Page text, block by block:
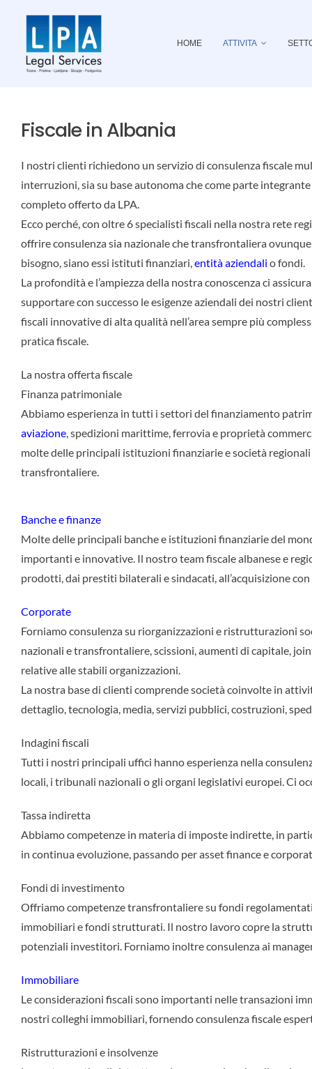
content
HOME ATTIVITA
Fiscale in Albania
I nostri clienti richiedono un servizio di consulenza fiscale
interruzioni, sia su base autonoma che come parte
completo offerto da LPA.
Ecco perché, con oltre 6 specialisti fiscali nella nostra rete
offrire consulenza sia nazionale che transfrontaliera
bisogno, siano essi istituti finanziari,entità aziendali o fondi.
La profondità e l’ampiezza della nostra conoscenza ci
supportare con successo le esigenze aziendali dei nostri
fiscali innovative di alta qualità nell’area sempre più
pratica fiscale.
La nostra offerta fiscale
Finanza patrimoniale
Abbiamo esperienza in tutti i settori del finanziamento
aviazione, spedizioni marittime, ferrovia e proprietà
molte delle principali istituzioni finanziarie e società
transfrontaliere.
Banche e finanze
Molte delle principali banche e istituzioni finanziarie del
importanti e innovative. Il nostro team fiscale albanese e
prodotti, dai prestiti bilaterali e sindacati, all’acquisizione
Corporate
Forniamo consulenza su riorganizzazioni e ristrutturazioni
nazionali e transfrontaliere, scissioni, aumenti di capitale,
relative alle stabili organizzazioni.
La nostra base di clienti comprende società coinvolte in
dettaglio, tecnologia, media, servizi pubblici, costruzioni,
Indagini fiscali
Tutti i nostri principali uffici hanno esperienza nella
locali, i tribunali nazionali o gli organi legislativi europei. Ci
Tassa indiretta
Abbiamo competenze in materia di imposte indirette, in
in continua evoluzione, passando per asset finance e
Fondi di investimento
Offriamo competenze transfrontaliere su fondi
immobiliari e fondi strutturati. Il nostro lavoro copre la
potenziali investitori. Forniamo inoltre consulenza ai
Immobiliare
Le considerazioni fiscali sono importanti nelle transazioni
nostri colleghi immobiliari, fornendo consulenza fiscale
Ristrutturazioni e insolvenze